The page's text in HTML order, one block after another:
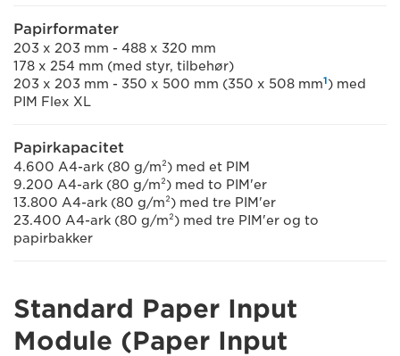
Papirformater
203 x 203 mm - 488 x 320 mm
178 x 254 mm (med styr, tilbehør)
203 x 203 mm - 350 x 500 mm (350 x 508 mm1) med
PIM Flex XL
Papirkapacitet
4.600 A4-ark (80 g/m²) med et PIM
9.200 A4-ark (80 g/m²) med to PIM'er
13.800 A4-ark (80 g/m²) med tre PIM'er
23.400 A4-ark (80 g/m²) med tre PIM'er og to
papirbakker
Standard Paper Input
Module (Paper Input